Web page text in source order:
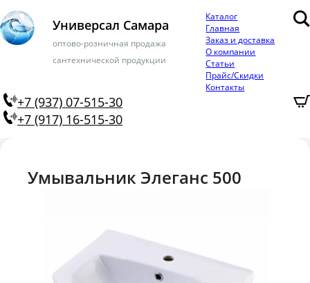
Универсал Самара
оптово-розничная продажа
сантехнической продукции
Каталог
Главная
Заказ и доставка
О компании
Статьи
Прайс/Скидки
Контакты
+7 (937) 07-515-30
+7 (917) 16-515-30
Умывальник Элеганс 500